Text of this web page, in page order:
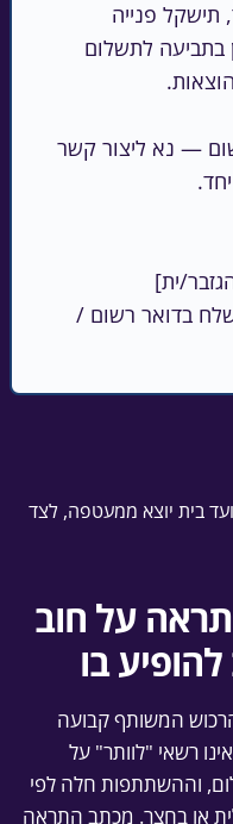
על חוב
בו
המשותף קבועה
רשאי "לוותר" על
וההשתתפות חלה לפי
או בחצר. מכתב התראה